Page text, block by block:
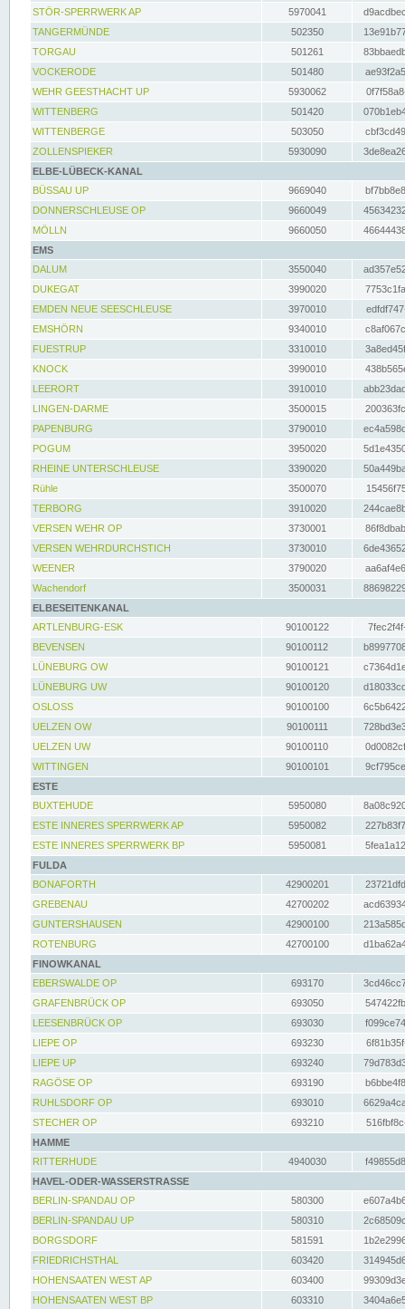
STÖR-SPERRWERK AP 5970041
TANGERMÜNDE
502350
TORGAU
501261
VOCKERODE
501480
WEHR GEESTHACHT UP
5930062
WITTENBERG
501420
WITTENBERGE
503050
ZOLLENSPIEKER
5930090
ELBE-LÜBECK-KANAL
BÜSSAU UP
9669040
DONNERSCHLEUSE OP
9660049
MÖLLN
9660050
EMS
DALUM
3550040
DUKEGAT
3990020
EMDEN NEUE SEESCHLEUSE
3970010
EMSHÖRN
9340010
FUESTRUP
3310010
KNOCK
3990010
LEERORT
3910010
LINGEN-DARME
3500015
PAPENBURG
3790010
POGUM
3950020
RHEINE UNTERSCHLEUSE
3390020
Rühle
3500070
TERBORG
3910020
VERSEN WEHR OP
3730001
VERSEN WEHRDURCHSTICH
3730010
WEENER
3790020
Wachendorf
3500031
ELBESEITENKANAL
ARTLENBURG-ESK
90100122
BEVENSEN
90100112
LÜNEBURG OW
90100121
LÜNEBURG UW
90100120
OSLOSS
90100100
UELZEN OW
90100111
UELZEN UW
90100110
WITTINGEN
90100101
ESTE
BUXTEHUDE
5950080
ESTE INNERES SPERRWERK AP
5950082
ESTE INNERES SPERRWERK BP
5950081
FULDA
BONAFORTH
42900201
GREBENAU
42700202
GUNTERSHAUSEN
42900100
ROTENBURG
42700100
FINOWKANAL
EBERSWALDE OP
693170
GRAFENBRÜCK OP
693050
LEESENBRÜCK OP
693030
LIEPE OP
693230
LIEPE UP
693240
RAGÖSE OP
693190
RUHLSDORF OP
693010
STECHER OP
693210
HAMME
RITTERHUDE
4940030
HAVEL-ODER-WASSERSTRASSE
BERLIN-SPANDAU OP
580300
BERLIN-SPANDAU UP
580310
BORGSDORF
581591
FRIEDRICHSTHAL
603420
HOHENSAATEN WEST AP
603400
HOHENSAATEN WEST BP
603310